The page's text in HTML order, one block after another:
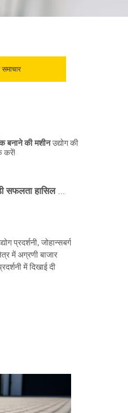
समाचार
बनाने की मशीनउद्योग की
करें!
क्यूनफेंग मशीनरी ने बिग 5 कंस्ट्रक्ट साउथ अफ्रीका प्रदर्शनी में बड़ी सफलता हासिल की; बहुआयामी रणनीति के माध्यम से अफ्रीकी बाजार में अपनी उपस्थिति को गहरा करना जारी रखा है
जोहान्सबर्ग
में अग्रणी बाजार
में दिखाई दी